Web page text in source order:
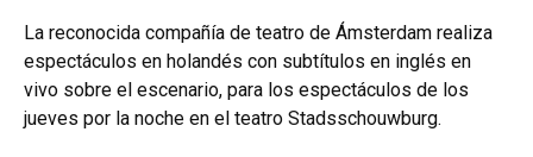
La reconocida compañía de teatro de Ámsterdam realiza
espectáculos en holandés con subtítulos en inglés en
vivo sobre el escenario, para los espectáculos de los
jueves por la noche en el teatro Stadsschouwburg.